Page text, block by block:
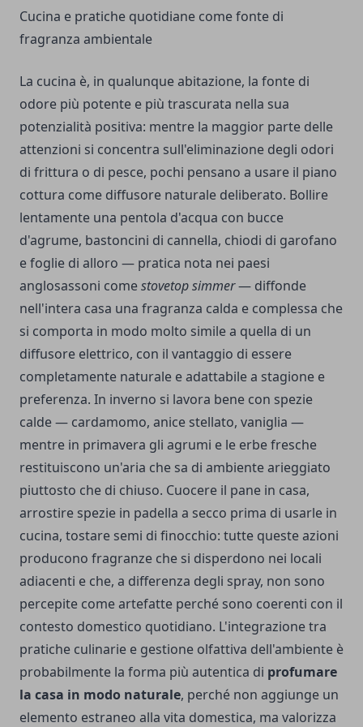
Cucina e pratiche quotidiane come fonte di
fragranza ambientale
La cucina è, in qualunque abitazione, la fonte di
odore più potente e più trascurata nella sua
potenzialità positiva: mentre la maggior parte delle
attenzioni si concentra sull'eliminazione degli odori
di frittura o di pesce, pochi pensano a usare il piano
cottura come diffusore naturale deliberato. Bollire
lentamente una pentola d'acqua con bucce
d'agrume, bastoncini di cannella, chiodi di garofano
e foglie di alloro — pratica nota nei paesi
anglosassoni comestovetop simmer— diffonde
nell'intera casa una fragranza calda e complessa che
si comporta in modo molto simile a quella di un
diffusore elettrico, con il vantaggio di essere
completamente naturale e adattabile a stagione e
preferenza. In inverno si lavora bene con spezie
calde — cardamomo, anice stellato, vaniglia —
mentre in primavera gli agrumi e le erbe fresche
restituiscono un'aria che sa di ambiente arieggiato
piuttosto che di chiuso. Cuocere il pane in casa,
arrostire spezie in padella a secco prima di usarle in
cucina, tostare semi di finocchio: tutte queste azioni
producono fragranze che si disperdono nei locali
adiacenti e che, a differenza degli spray, non sono
percepite come artefatte perché sono coerenti con il
contesto domestico quotidiano. L'integrazione tra
pratiche culinarie e gestione olfattiva dell'ambiente è
probabilmente la forma più autentica di profumare
la casa in modo naturale, perché non aggiunge un
elemento estraneo alla vita domestica, ma valorizza